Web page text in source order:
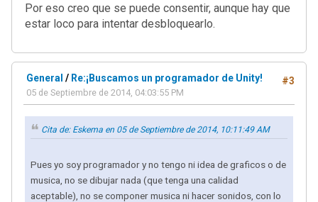
Por eso creo que se puede consentir, aunque hay que
estar loco para intentar desbloquearlo.
#3
General / Re:¡Buscamos un programador de Unity!
05 de Septiembre de 2014, 04:03:55 PM
Cita de: Eskema en 05 de Septiembre de 2014, 10:11:49 AM
Pues yo soy programador y no tengo ni idea de graficos o de
musica, no se dibujar nada (que tenga una calidad
aceptable), no se componer musica ni hacer sonidos, con lo